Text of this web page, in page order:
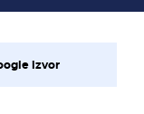
izvor